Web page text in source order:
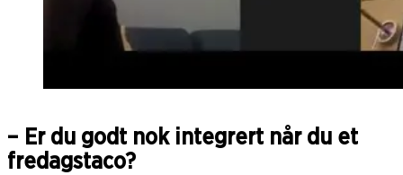
– Er du godt nok integrert når du et
fredagstaco?